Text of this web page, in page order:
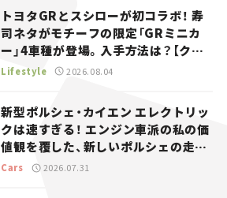
トヨタGRとスシローが初コラボ！ 寿
司ネタがモチーフの限定「GRミニカ
ー」4車種が登場。入手方法は？【クル
マとホビー】
Lifestyle 2026.08.04
新型ポルシェ・カイエン エレクトリッ
クは速すぎる！ エンジン車派の私の価
値観を覆した、新しいポルシェの走
り。
Cars 2026.07.31